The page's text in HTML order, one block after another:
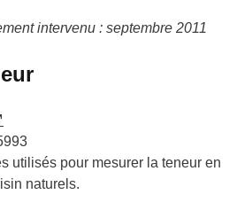
intervenu : septembre 2011
utilisés pour mesurer la teneur en
naturels.